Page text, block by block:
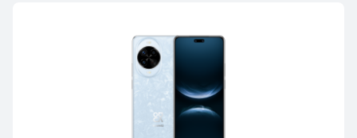
Pura Series nova Series